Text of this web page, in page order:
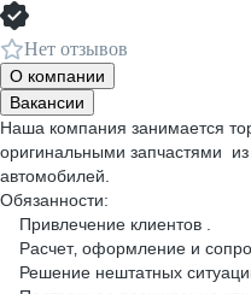
Нет отзывов
О компании
Вакансии
Наша компания занимается
оригинальными запчастями
автомобилей.
Обязанности:
Привлечение клиентов .
Расчет‚ оформление и
Решение нештатных